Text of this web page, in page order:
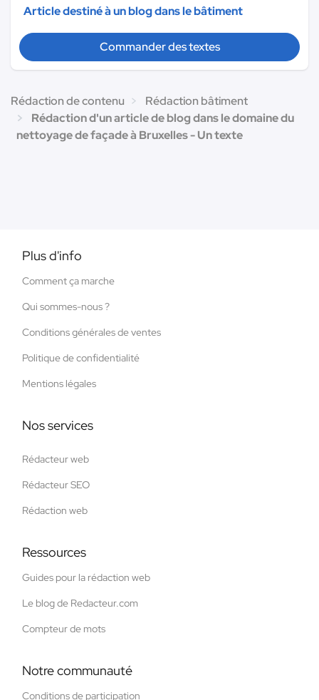
Article destiné à un blog dans le bâtiment
Commander des textes
Rédaction de contenu
Rédaction bâtiment
Rédaction d'un article de blog dans le domaine du
nettoyage de façade à Bruxelles - Un texte
Plus d'info
Comment ça marche
Qui sommes-nous ?
Conditions générales de ventes
Politique de confidentialité
Mentions légales
Nos services
Rédacteur web
Rédacteur SEO
Rédaction web
Ressources
Guides pour la rédaction web
Le blog de Redacteur.com
Compteur de mots
Notre communauté
Conditions de participation